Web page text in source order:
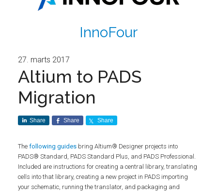
InnoFour
27. marts 2017
Altium to PADS
Migration
Share Share Share
Thefollowing guides bring Altium® Designer projects into
PADS® Standard, PADS Standard Plus, and PADS Professional.
Included are instructions for creating a central library, translating
cells into that library, creating a new project in PADS importing
your schematic, running the translator, and packaging and